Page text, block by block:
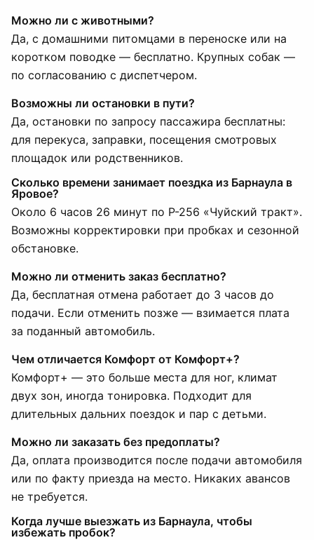
Можно ли с животными?
Да, с домашними питомцами в переноске или на
коротком поводке — бесплатно. Крупных собак —
по согласованию с диспетчером.
Возможны ли остановки в пути?
Да, остановки по запросу пассажира бесплатны:
для перекуса, заправки, посещения смотровых
площадок или родственников.
Сколько времени занимает поездка из Барнаула в
Яровое?
Около 6 часов 26 минут по Р-256 «Чуйский тракт».
Возможны корректировки при пробках и сезонной
обстановке.
Можно ли отменить заказ бесплатно?
Да, бесплатная отмена работает до 3 часов до
подачи. Если отменить позже — взимается плата
за поданный автомобиль.
Чем отличается Комфорт от Комфорт+?
Комфорт+ — это больше места для ног, климат
двух зон, иногда тонировка. Подходит для
длительных дальних поездок и пар с детьми.
Можно ли заказать без предоплаты?
Да, оплата производится после подачи автомобиля
или по факту приезда на место. Никаких авансов
не требуется.
Когда лучше выезжать из Барнаула, чтобы
избежать пробок?